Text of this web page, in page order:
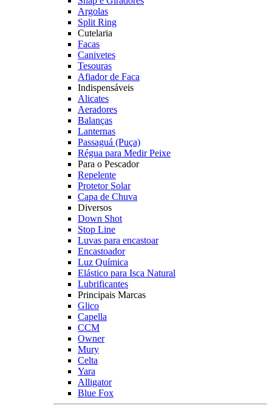
Argolas
Split Ring
Cutelaria
Facas
Canivetes
Tesouras
Afiador de Faca
Indispensáveis
Alicates
Aeradores
Balanças
Lanternas
Passaguá (Puça)
Régua para Medir Peixe
Para o Pescador
Repelente
Protetor Solar
Capa de Chuva
Diversos
Down Shot
Stop Line
Luvas para encastoar
Encastoador
Luz Química
Elástico para Isca Natural
Lubrificantes
Principais Marcas
Glico
Capella
CCM
Owner
Mury
Celta
Yara
Alligator
Blue Fox